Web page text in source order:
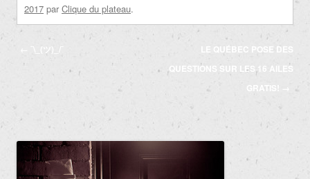
2017 par Clique du plateau.
Navigation
des
articles
← ¯\_(ツ)_/¯
LE QUÉBEC POSE DES
QUESTIONS SUR LES 16 AILES
GRATIS!